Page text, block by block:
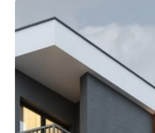
Düşler Ada İnşaat olarak
kalbinde merkezde 1+1
toplamda 8 adet daire bulunan
projemizde;
RADYE TEMEL
●C 30 HAZIR BETON.